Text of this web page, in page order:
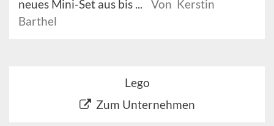
neues Mini-Set aus bis ...
Von Kerstin
Barthel
Lego
Zum Unternehmen